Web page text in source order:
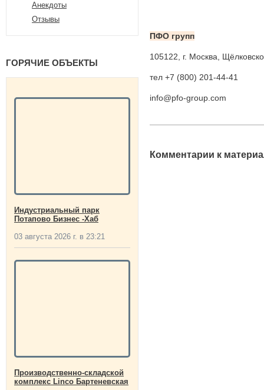
Анекдоты
Отзывы
ГОРЯЧИЕ ОБЪЕКТЫ
Индустриальный парк
Потапово Бизнес -Хаб
03 августа 2026 г. в 23:21
Производственно-складской
комплекс Linco Бартеневская
ПФО групп
105122, г. Москва,
тел +7 (800) 201-44-41
info@pfo-group.com
Комментарии к